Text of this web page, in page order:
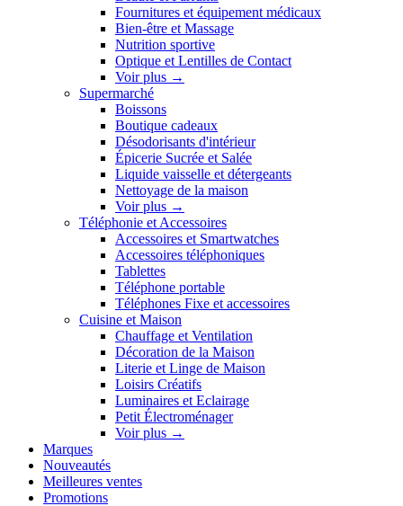
Fournitures et équipement médicaux
Bien-être et Massage
Nutrition sportive
Optique et Lentilles de Contact
Voir plus →
Supermarché
Boissons
Boutique cadeaux
Désodorisants d'intérieur
Épicerie Sucrée et Salée
Liquide vaisselle et détergeants
Nettoyage de la maison
Voir plus →
Téléphonie et Accessoires
Accessoires et Smartwatches
Accessoires téléphoniques
Tablettes
Téléphone portable
Téléphones Fixe et accessoires
Cuisine et Maison
Chauffage et Ventilation
Décoration de la Maison
Literie et Linge de Maison
Loisirs Créatifs
Luminaires et Eclairage
Petit Électroménager
Voir plus →
Marques
Nouveautés
Meilleures ventes
Promotions